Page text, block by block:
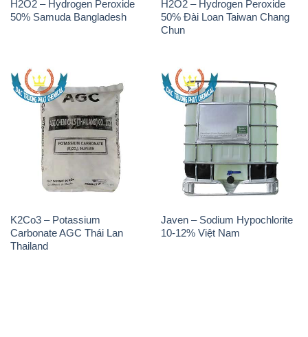
H2O2 – Hydrogen Peroxide
50% Samuda Bangladesh
H2O2 – Hydrogen Peroxide
50% Đài Loan Taiwan Chang
Chun
K2Co3 – Potassium
Carbonate AGC Thái Lan
Thailand
Javen – Sodium Hypochlorite
10-12% Việt Nam